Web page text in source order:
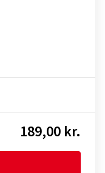
189,00 kr.